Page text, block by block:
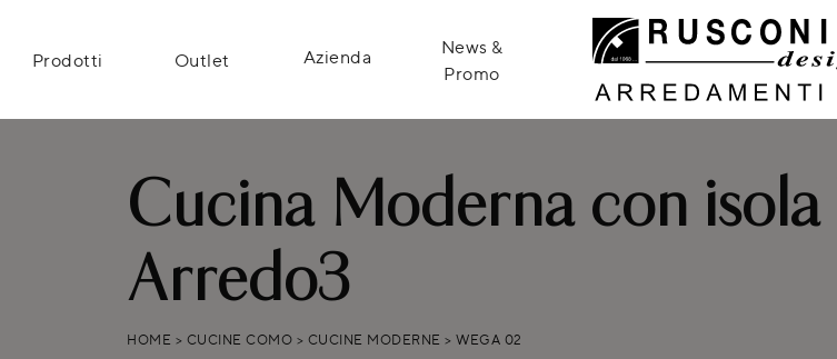
Prodotti Outlet Azienda
News &
Promo
Cucina Moderna con isola
Arredo3
HOME > CUCINE COMO > CUCINE MODERNE > WEGA 02